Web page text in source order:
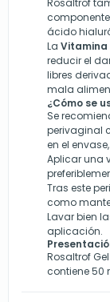
Rosaltrof
ácido
La Vitamina
reducir el
libres
mala
¿Cómo se
Se
perivaginal
en el
Aplicar una
Tras este
como
Lavar bien
aplicación.
Rosaltrof
contiene 50